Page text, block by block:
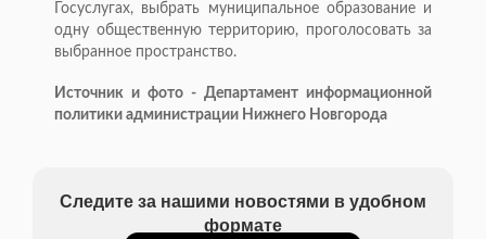
Госуслугах, выбрать муниципальное образование и
одну общественную территорию, проголосовать за
выбранное пространство.
Источник и фото - Департамент информационной
политики администрации Нижнего Новгорода
Следите за нашими новостями в удобном
формате